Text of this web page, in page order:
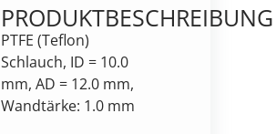
PRODUKTBESCHREIBUNG
PTFE (Teflon)
Schlauch, ID = 10.0
mm, AD = 12.0 mm,
Wandtärke: 1.0 mm